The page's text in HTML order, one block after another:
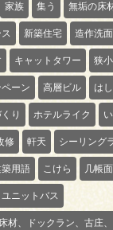
家族 集う 無垢の床
新築住宅 造作洗面
キャットタワー 狭
ーン 高層ビル は
り ホテルライク
修 軒天 シーリング
築用語 こけら 几帳面
ユニットバス
材、ドックラン、古庄